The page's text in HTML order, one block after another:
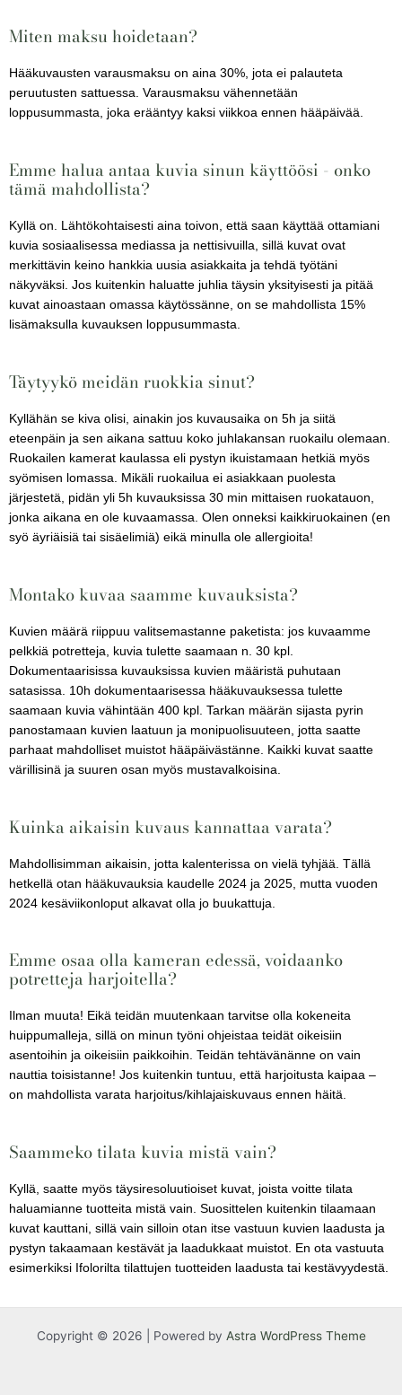
Miten maksu hoidetaan?
Hääkuvausten varausmaksu on aina 30%, jota ei palauteta
peruutusten sattuessa. Varausmaksu vähennetään
loppusummasta, joka erääntyy kaksi viikkoa ennen hääpäivää.
Emme halua antaa kuvia sinun käyttöösi - onko
tämä mahdollista?
Kyllä on. Lähtökohtaisesti aina toivon, että saan käyttää ottamiani
kuvia sosiaalisessa mediassa ja nettisivuilla, sillä kuvat ovat
merkittävin keino hankkia uusia asiakkaita ja tehdä työtäni
näkyväksi. Jos kuitenkin haluatte juhlia täysin yksityisesti ja pitää
kuvat ainoastaan omassa käytössänne, on se mahdollista 15%
lisämaksulla kuvauksen loppusummasta.
Täytyykö meidän ruokkia sinut?
Kyllähän se kiva olisi, ainakin jos kuvausaika on 5h ja siitä
eteenpäin ja sen aikana sattuu koko juhlakansan ruokailu olemaan.
Ruokailen kamerat kaulassa eli pystyn ikuistamaan hetkiä myös
syömisen lomassa. Mikäli ruokailua ei asiakkaan puolesta
järjestetä, pidän yli 5h kuvauksissa 30 min mittaisen ruokatauon,
jonka aikana en ole kuvaamassa. Olen onneksi kaikkiruokainen (en
syö äyriäisiä tai sisäelimiä) eikä minulla ole allergioita!
Montako kuvaa saamme kuvauksista?
Kuvien määrä riippuu valitsemastanne paketista: jos kuvaamme
pelkkiä potretteja, kuvia tulette saamaan n. 30 kpl.
Dokumentaarisissa kuvauksissa kuvien määristä puhutaan
satasissa. 10h dokumentaarisessa hääkuvauksessa tulette
saamaan kuvia vähintään 400 kpl. Tarkan määrän sijasta pyrin
panostamaan kuvien laatuun ja monipuolisuuteen, jotta saatte
parhaat mahdolliset muistot hääpäivästänne. Kaikki kuvat saatte
värillisinä ja suuren osan myös mustavalkoisina.
Kuinka aikaisin kuvaus kannattaa varata?
Mahdollisimman aikaisin, jotta kalenterissa on vielä tyhjää. Tällä
hetkellä otan hääkuvauksia kaudelle 2024 ja 2025, mutta vuoden
2024 kesäviikonloput alkavat olla jo buukattuja.
Emme osaa olla kameran edessä, voidaanko
potretteja harjoitella?
Ilman muuta! Eikä teidän muutenkaan tarvitse olla kokeneita
huippumalleja, sillä on minun työni ohjeistaa teidät oikeisiin
asentoihin ja oikeisiin paikkoihin. Teidän tehtävänänne on vain
nauttia toisistanne! Jos kuitenkin tuntuu, että harjoitusta kaipaa –
on mahdollista varata harjoitus/kihlajaiskuvaus ennen häitä.
Saammeko tilata kuvia mistä vain?
Kyllä, saatte myös täysiresoluutioiset kuvat, joista voitte tilata
haluamianne tuotteita mistä vain. Suosittelen kuitenkin tilaamaan
kuvat kauttani, sillä vain silloin otan itse vastuun kuvien laadusta ja
pystyn takaamaan kestävät ja laadukkaat muistot. En ota vastuuta
esimerkiksi Ifolorilta tilattujen tuotteiden laadusta tai kestävyydestä.
Copyright © 2026 | Powered by Astra WordPress Theme